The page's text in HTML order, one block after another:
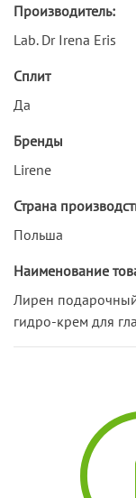
Производитель:
Lab. Dr Irena Eris
Сплит
Да
Бренды
Lirene
Страна
Польша
Наименование
Лирен
гидро-крем для